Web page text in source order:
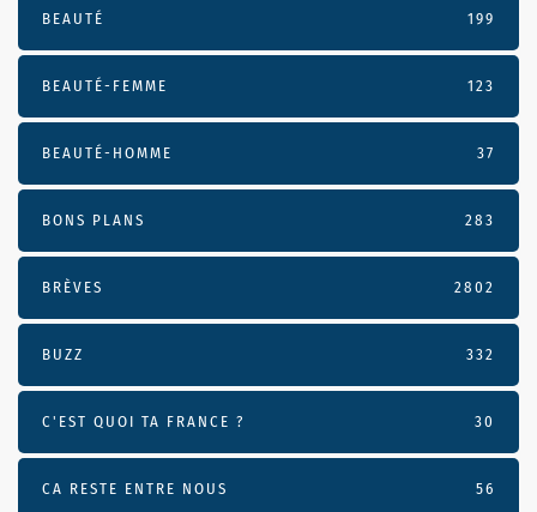
BEAUTÉ 199
BEAUTÉ-FEMME 123
BEAUTÉ-HOMME 37
BONS PLANS 283
BRÈVES 2802
BUZZ 332
C'EST QUOI TA FRANCE ? 30
CA RESTE ENTRE NOUS 56